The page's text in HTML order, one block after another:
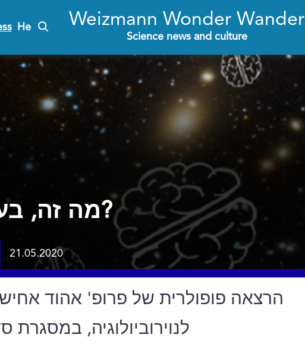
He Weizmann Wonder Wander
Science news and culture
מה זה, בעצם, מדע?
21.05.2020
הרצאה פופולרית של פרופ' אהוד
לנוירוביולוגיה​,